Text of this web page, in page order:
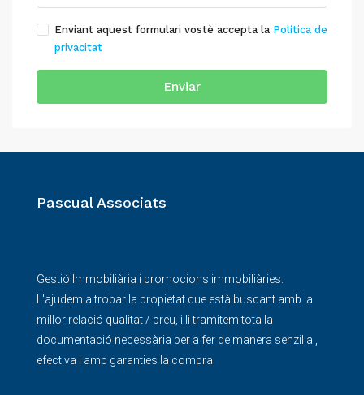
Enviant aquest formulari vostè accepta la Política de
privacitat
Enviar
Pascual Associats
Gestió Immobiliària i promocions immobiliàries.
L'ajudem a trobar la propietat que està buscant amb la
millor relació qualitat / preu, i li tramitem tota la
documentació necessària per a fer de manera senzilla ,
efectiva i amb garanties la compra.